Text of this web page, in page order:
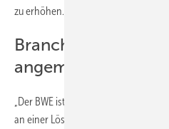
zu erhöhen.
Branche hat
angemeldet
„Der BWE ist sehr daran
an einer Lösung dieser Probleme zu